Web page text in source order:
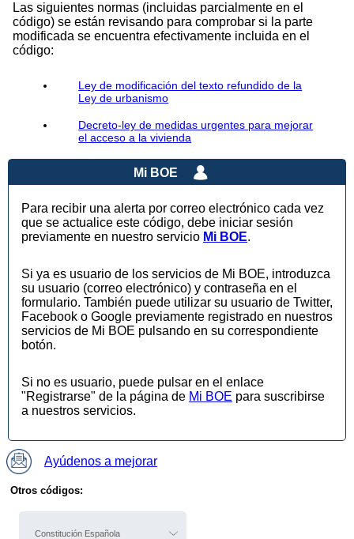
Otros códigos:
Constitución Española
Las siguientes normas (incluidas parcialmente en el
código) se están revisando para comprobar si la parte
modificada se encuentra efectivamente incluida en el
código:
Ley de modificación del texto refundido de la
Ley de urbanismo
Decreto-ley de medidas urgentes para mejorar
el acceso a la vivienda
Mi BOE
Para recibir una alerta por correo electrónico cada vez
que se actualice este código, debe iniciar sesión
previamente en nuestro servicio Mi BOE.
Si ya es usuario de los servicios de Mi BOE, introduzca
su usuario (correo electrónico) y contraseña en el
formulario. También puede utilizar su usuario de Twitter,
Facebook o Google previamente registrado en nuestros
servicios de Mi BOE pulsando en su correspondiente
botón.
Si no es usuario, puede pulsar en el enlace
"Registrarse" de la página de Mi BOE para suscribirse
a nuestros servicios.
Ayúdenos a mejorar